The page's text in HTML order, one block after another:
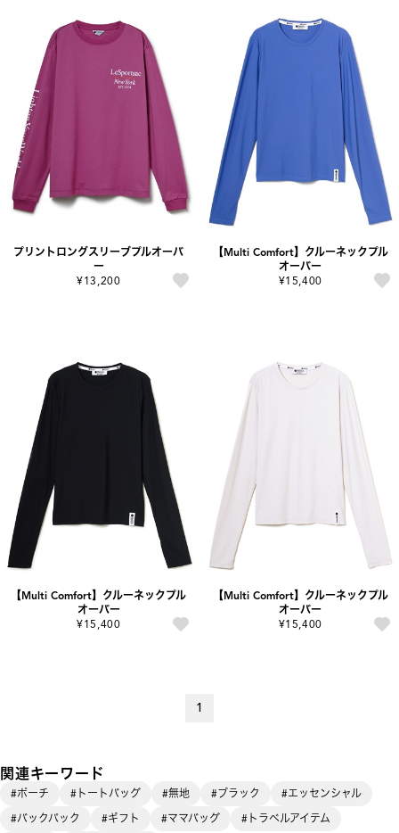
プリントロングスリーブプルオーバ
ー
¥13,200
【Multi Comfort】クルーネックプル
オーバー
¥15,400
【Multi Comfort】クルーネックプル
オーバー
¥15,400
【Multi Comfort】クルーネックプル
オーバー
¥15,400
1
関連キーワード
#ポーチ #トートバッグ #無地 #ブラック
#エッセンシャル
#バックパック
#ギフト #ママバッグ
#トラベルアイテム